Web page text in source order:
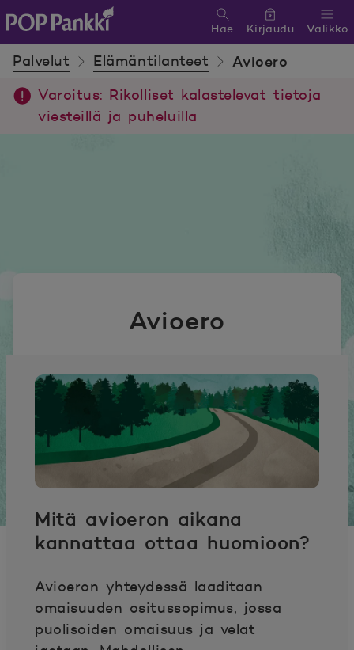
POP Pankki, etusivulle
Valikko
Hae Kirjaudu
Palvelut Elämäntilanteet Avioero
Varoitus: Rikolliset kalastelevat tietoja
viesteillä ja puheluilla
Avioero
Mitä avioeron aikana
kannattaa ottaa huomioon?
Avioeron yhteydessä laaditaan
omaisuuden ositussopimus, jossa
puolisoiden omaisuus ja velat